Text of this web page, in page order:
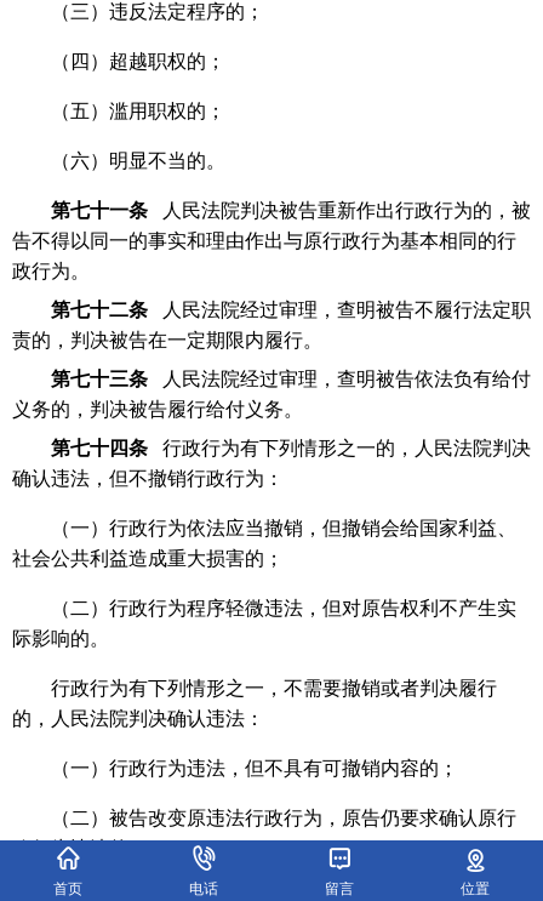
（三）违反法定程序的；
（四）超越职权的；
（五）滥用职权的；
（六）明显不当的。
第七十一条
人民法院判决被告重新作出行政行为的，被
告不得以同一的事实和理由作出与原行政行为基本相同的行
政行为。
第七十二条
人民法院经过审理，查明被告不履行法定职
责的，判决被告在一定期限内履行。
第七十三条
人民法院经过审理，查明被告依法负有给付
义务的，判决被告履行给付义务。
第七十四条
行政行为有下列情形之一的，人民法院判决
确认违法，但不撤销行政行为：
（一）行政行为依法应当撤销，但撤销会给国家利益、
社会公共利益造成重大损害的；
（二）行政行为程序轻微违法，但对原告权利不产生实
际影响的。
行政行为有下列情形之一，不需要撤销或者判决履行
的，人民法院判决确认违法：
（一）行政行为违法，但不具有可撤销内容的；
（二）被告改变原违法行政行为，原告仍要求确认原行
政行为违法的；
首页 电话 留言 位置